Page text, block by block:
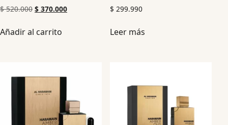
$520.000 $ 370.000
Añadir al carrito
$ 299.990
Leer más